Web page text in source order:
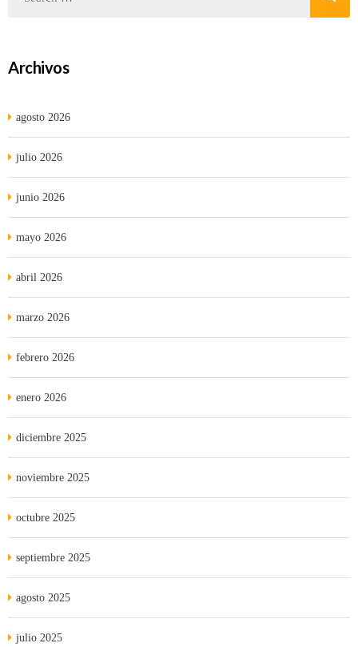
Archivos
agosto 2026
julio 2026
junio 2026
mayo 2026
abril 2026
marzo 2026
febrero 2026
enero 2026
diciembre 2025
noviembre 2025
octubre 2025
septiembre 2025
agosto 2025
julio 2025